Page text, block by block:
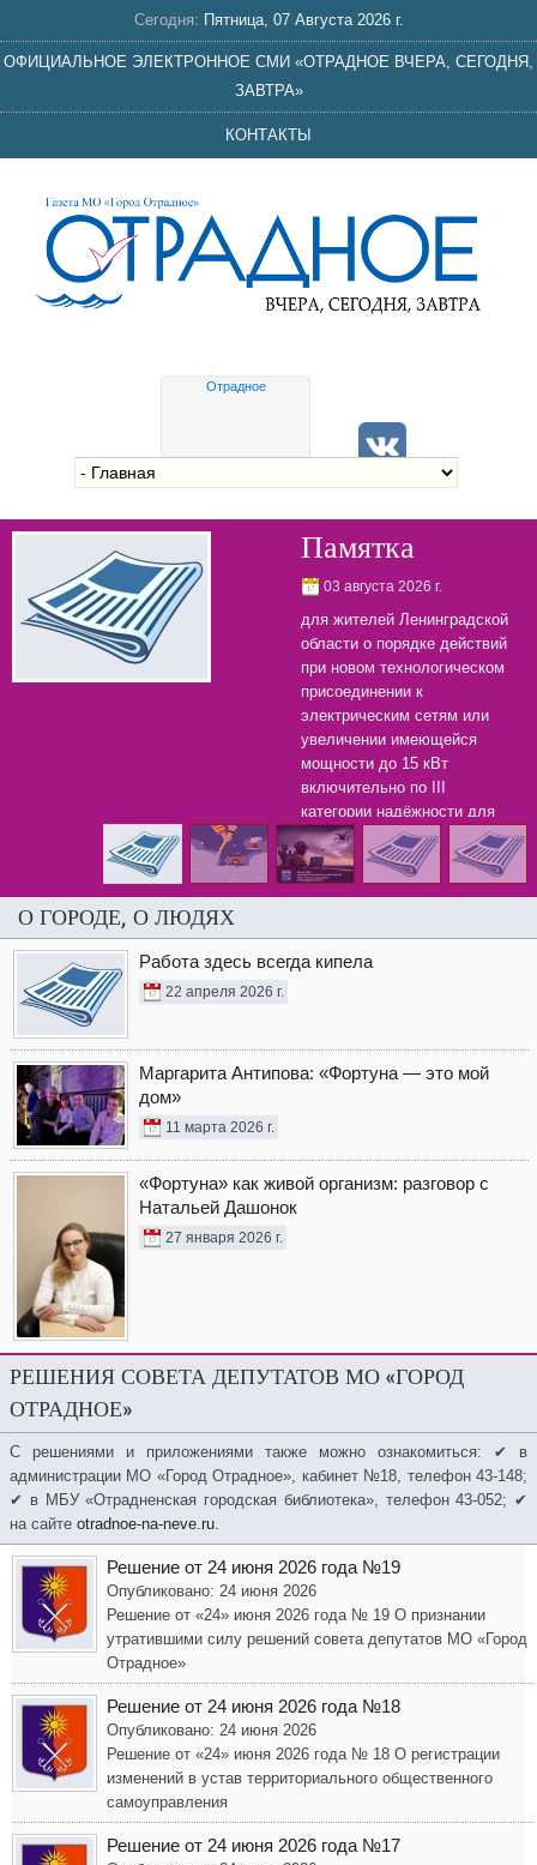
Сегодня: Пятница, 07 Августа 2026 г.
ОФИЦИАЛЬНОЕ ЭЛЕКТРОННОЕ СМИ «ОТРАДНОЕ ВЧЕРА, СЕГОДНЯ,
ЗАВТРА»
КОНТАКТЫ
Отрадное
Памятка
03 августа 2026 г.
для жителей Ленинградской
области о порядке действий
при новом технологическом
присоединении к
электрическим сетям или
увеличении имеющейся
мощности до 15 кВт
включительно по III
категории надёжности для
бытовых нужд.
О ГОРОДЕ, О ЛЮДЯХ
Работа здесь всегда кипела
22 апреля 2026 г.
Маргарита Антипова: «Фортуна — это мой
дом»
11 марта 2026 г.
«Фортуна» как живой организм: разговор с
Натальей Дашонок
27 января 2026 г.
РЕШЕНИЯ СОВЕТА ДЕПУТАТОВ МО «ГОРОД
ОТРАДНОЕ»
С решениями и приложениями также можно ознакомиться: ✔ в
администрации МО «Город Отрадное», кабинет №18, телефон 43-148;
✔ в МБУ «Отрадненская городская библиотека», телефон 43-052; ✔
на сайте otradnoe-na-neve.ru.
Решение от 24 июня 2026 года №19
Опубликовано: 24 июня 2026
Решение от «24» июня 2026 года № 19 О признании
утратившими силу решений совета депутатов МО «Город
Отрадное»
Решение от 24 июня 2026 года №18
Опубликовано: 24 июня 2026
Решение от «24» июня 2026 года № 18 О регистрации
изменений в устав территориального общественного
самоуправления
Решение от 24 июня 2026 года №17